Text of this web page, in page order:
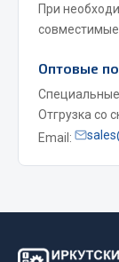
Система
Подвеска
Тормозная
Двери
Окно ветровое
Двигатель
При
совместимые
Оптовые
Специальные
Отгрузка со
Email: